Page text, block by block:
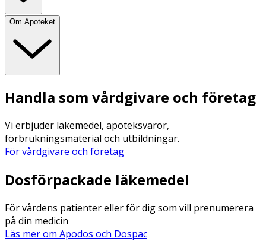
Om Apoteket
Handla som vårdgivare och företag
Vi erbjuder läkemedel, apoteksvaror,
förbrukningsmaterial och utbildningar.
För vårdgivare och företag
Dosförpackade läkemedel
För vårdens patienter eller för dig som vill prenumerera
på din medicin
Läs mer om Apodos och Dospac